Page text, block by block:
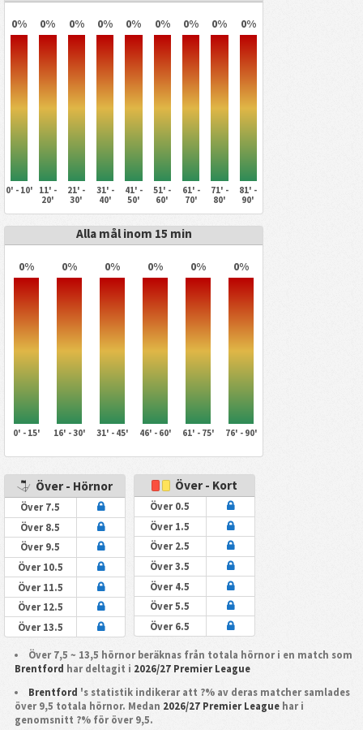
0% 0% 0% 0% 0% 0% 0% 0% 0%
0' - 10'
11' -
20'
21' -
30'
31' -
40'
41' -
50'
51' -
60'
61' -
70'
71' -
80'
81' -
90'
Alla mål inom 15 min
0% 0% 0% 0% 0% 0%
0' - 15' 16' - 30' 31' - 45' 46' - 60' 61' - 75' 76' - 90'
Över - Hörnor
Över 7.5
Över 8.5
Över 9.5
Över 10.5
Över 11.5
Över 12.5
Över 13.5
Över - Kort
Över 0.5
Över 1.5
Över 2.5
Över 3.5
Över 4.5
Över 5.5
Över 6.5
Över 7,5 ~ 13,5 hörnor beräknas från totala hörnor i en match som
Brentford har deltagit i 2026/27 Premier League
Brentford 's statistik indikerar att ?% av deras matcher samlades
över 9,5 totala hörnor. Medan 2026/27 Premier Leaguehar i
genomsnitt ?% för över 9,5.